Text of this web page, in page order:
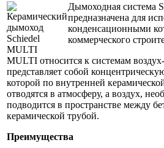
Дымоходная система
предназначена для
конденсационными
коммерческого
MULTI относится к системам
представляет собой
которой по внутренней
отводятся в атмосферу, а воздух,
подводится в пространстве между
керамической трубой.
Преимущества